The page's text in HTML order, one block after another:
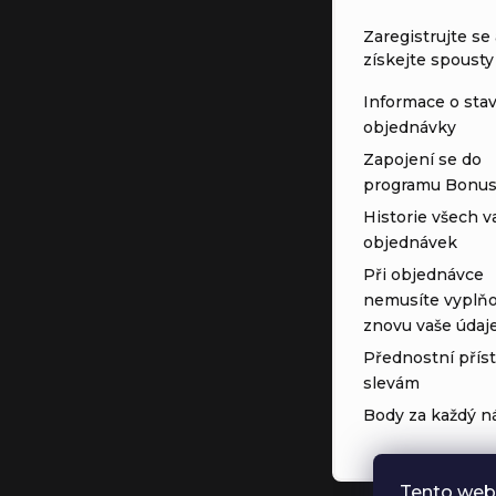
Zaregistrujte se
získejte spousty
Informace o
objednávky
Zapojení se do
programu
Historie všech
objednávek
Při objednávce
nemusíte
znovu vaše
Přednostní
slevám
Body za každý